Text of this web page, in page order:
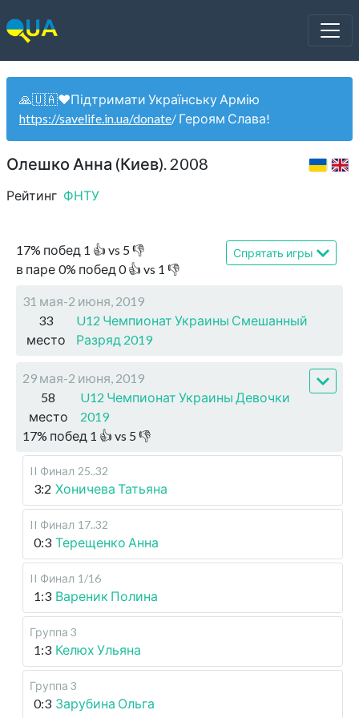
🙏🇺🇦❤️Підтримати Українську Армію
https://savelife.in.ua/donate/ Героям Слава!
Олешко Анна (Киев). 2008
Рейтинг ФНТУ
17% побед 1 👍 vs 5👎
в паре 0% побед 0👍 vs 1 👎
Спрятать игры
31 мая-2 июня, 2019
33
место
U12 Чемпионат Украины Смешанный
Разряд 2019
29 мая-2 июня, 2019
58
место
U12 Чемпионат Украины Девочки
2019
17% побед 1 👍 vs 5 👎
II Финал 25..32
3:2 Хоничева Татьяна
II Финал 17..32
0:3 Терещенко Анна
II Финал 1/16
1:3 Вареник Полина
Группа 3
1:3 Келюх Ульяна
Группа 3
0:3 Зарубина Ольга